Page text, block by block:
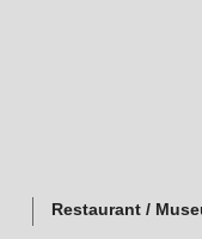
Restaurant /